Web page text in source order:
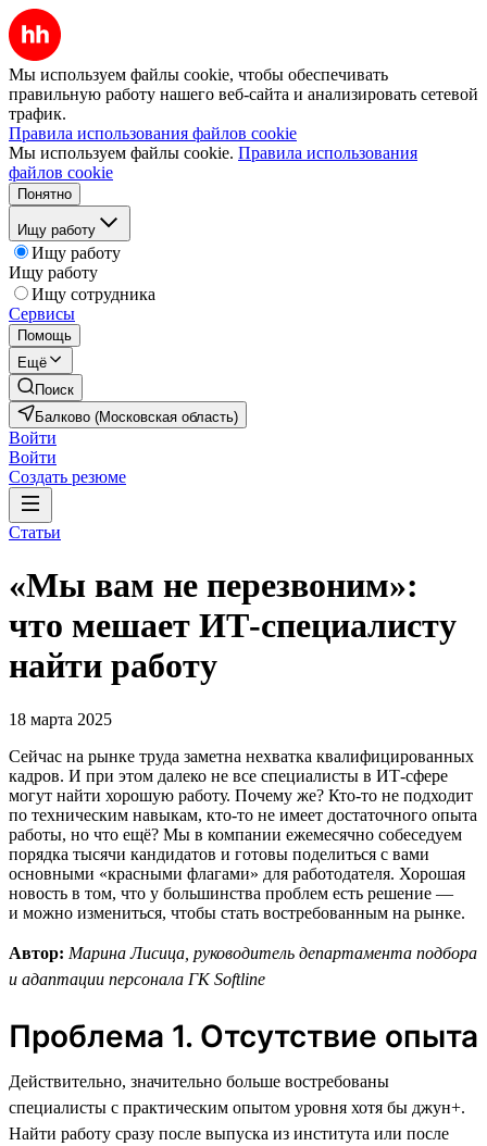
Мы используем файлы cookie, чтобы обеспечивать
правильную работу нашего веб-сайта и анализировать сетевой
трафик.
Правила использования файлов cookie
Мы используем файлы cookie. Правила использования
файлов cookie
Понятно
Ищу работу
Ищу работу
Ищу работу
Ищу сотрудника
Сервисы
Помощь
Ещё
Поиск
Балково (Московская область)
Войти
Войти
Создать резюме
Статьи
«Мы вам не перезвоним»:
что мешает ИТ-специалисту
найти работу
18 марта 2025
Сейчас на рынке труда заметна нехватка квалифицированных
кадров. И при этом далеко не все специалисты в ИТ-сфере
могут найти хорошую работу. Почему же? Кто-то не подходит
по техническим навыкам, кто-то не имеет достаточного опыта
работы, но что ещё? Мы в компании ежемесячно собеседуем
порядка тысячи кандидатов и готовы поделиться с вами
основными «красными флагами» для работодателя. Хорошая
новость в том, что у большинства проблем есть решение —
и можно измениться, чтобы стать востребованным на рынке.
Автор: Марина Лисица, руководитель департамента подбора
и адаптации персонала ГК Softline
Проблема 1. Отсутствие опыта
Действительно, значительно больше востребованы
специалисты с практическим опытом уровня хотя бы джун+.
Найти работу сразу после выпуска из института или после